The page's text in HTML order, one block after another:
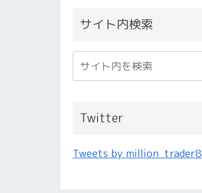
サイト内検索
Twitter
Tweets by million_trader8